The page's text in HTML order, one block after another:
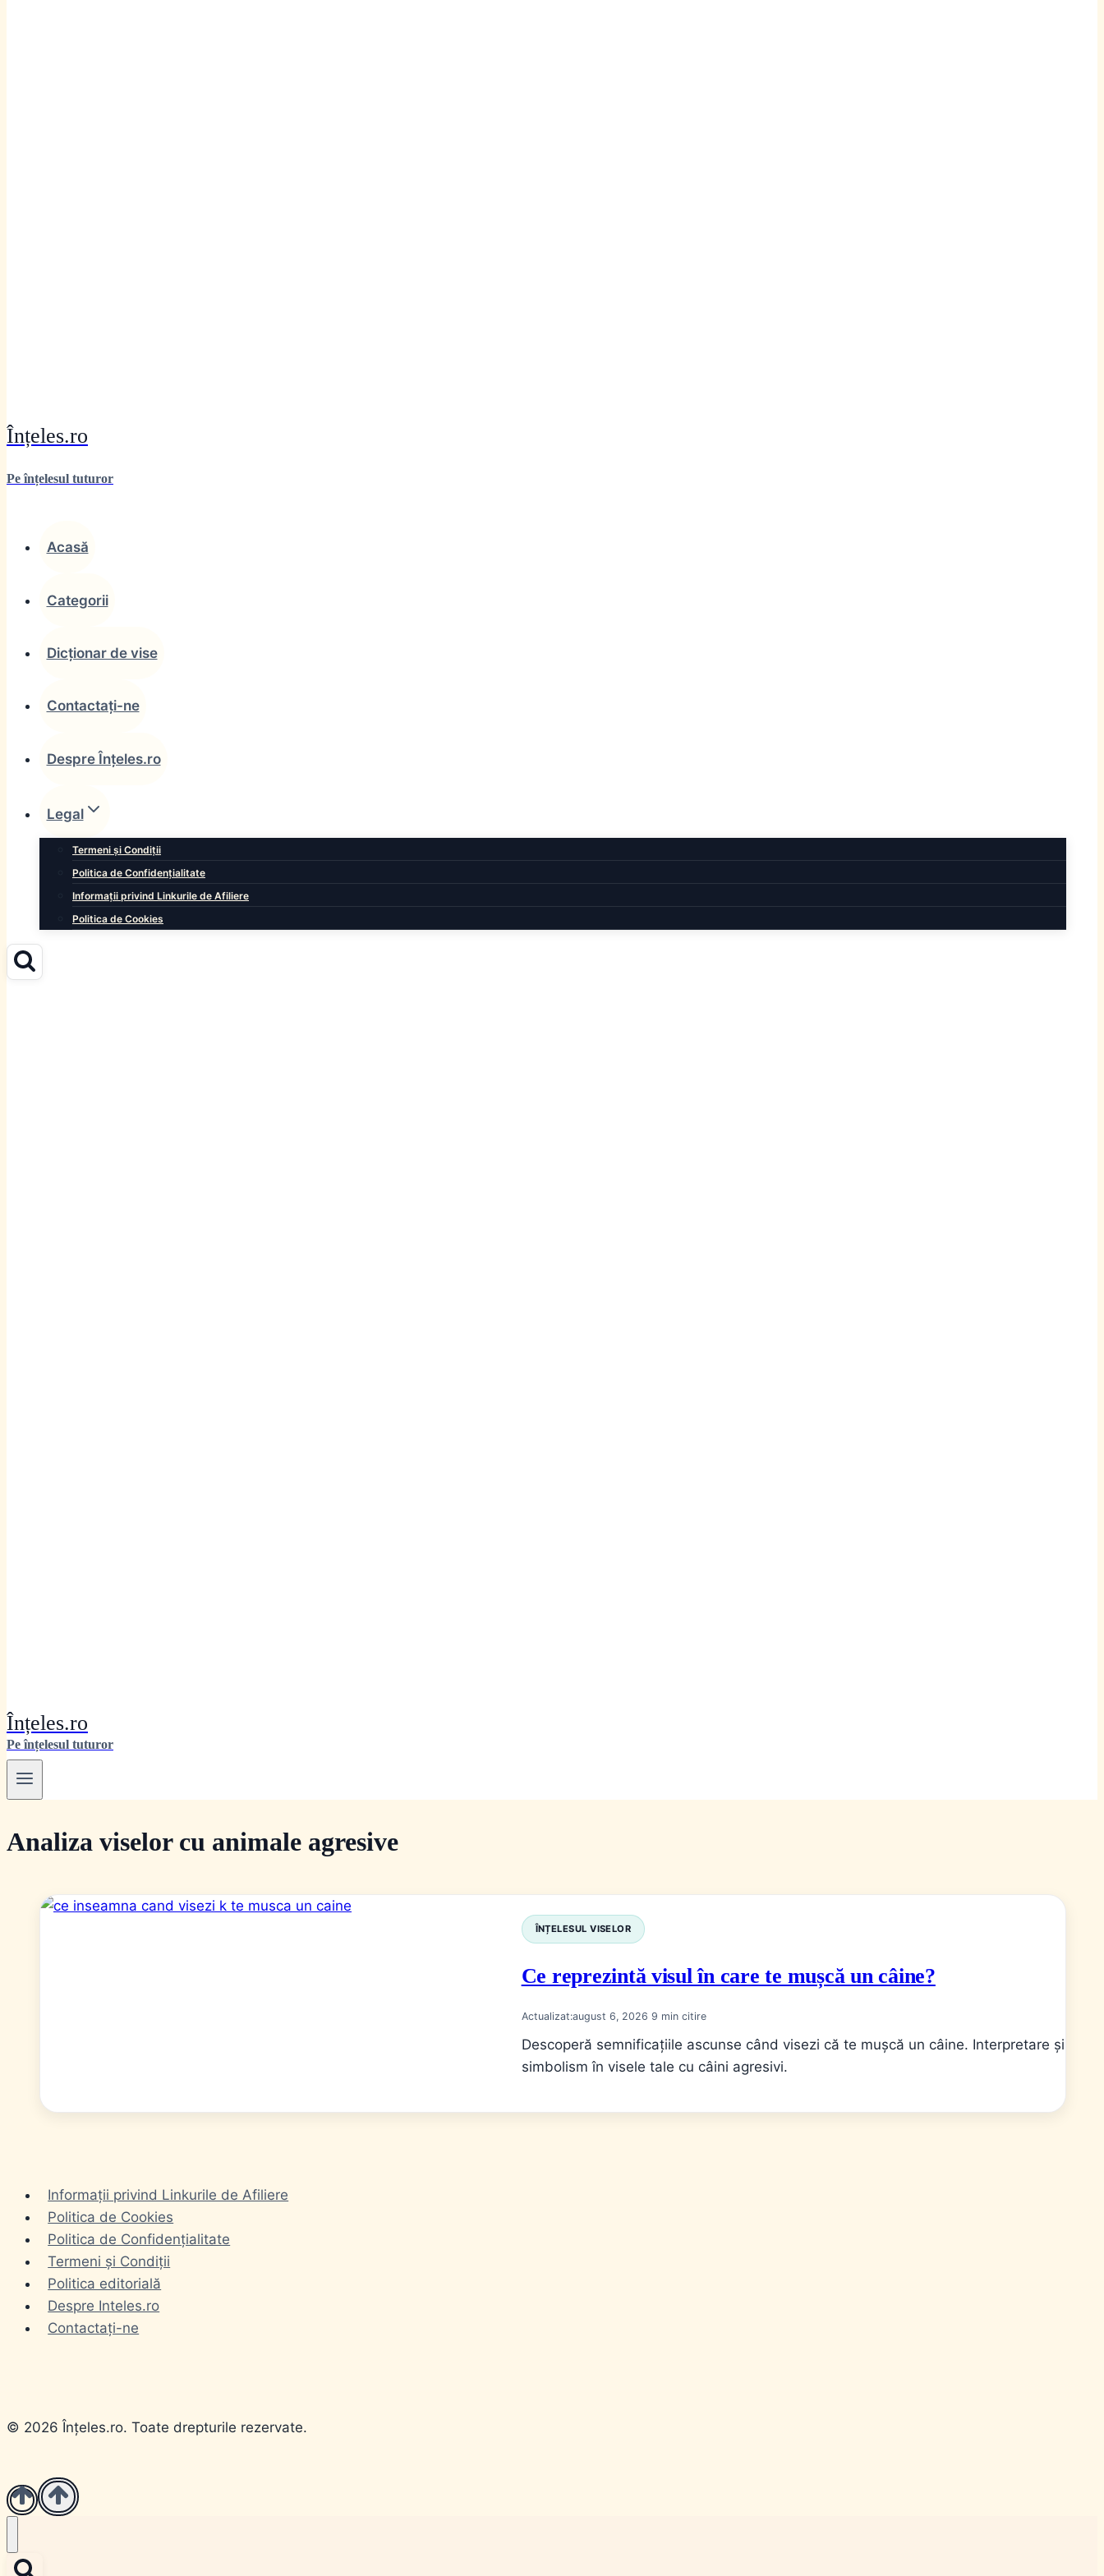
Înțeles.ro
Pe înțelesul tuturor
Acasă
Categorii
Dicționar de vise
Contactați-ne
Despre Înțeles.ro
Legal
Termeni și Condiții
Politica de Confidențialitate
Informații privind Linkurile de Afiliere
Politica de Cookies
Înțeles.ro
Pe înțelesul tuturor
Analiza viselor cu animale agresive
ÎNȚELESUL VISELOR
Ce reprezintă visul în care te mușcă un câine?
Actualizat:august 6, 2026 9
Descoperă semnificațiile ascunse când visezi că te mușcă un câine. Interpretare și
simbolism în visele tale cu câini agresivi.
Informații privind Linkurile de Afiliere
Politica de Cookies
Politica de Confidențialitate
Termeni și Condiții
Politica editorială
Despre Inteles.ro
Contactați-ne
© 2026 Înțeles.ro. Toate drepturile rezervate.